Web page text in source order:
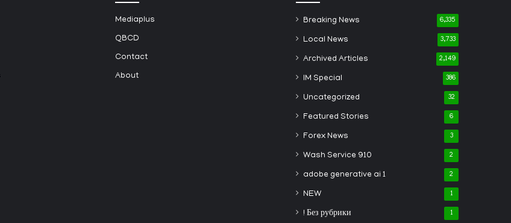
Mediaplus
QBCD
Contact
About
Breaking News 6,335
Local News 3,733
Archived Articles 2,149
IM Special 386
Uncategorized 32
Featured Stories 6
Forex News 3
Wash Service 910 2
adobe generative ai 1 2
NEW 1
! Без рубрики 1